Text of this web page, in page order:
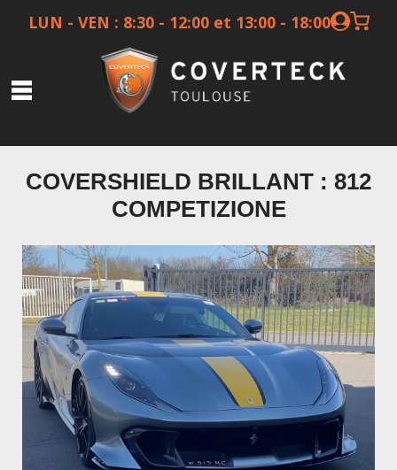
LUN - VEN : 8:30 - 12:00 et 13:00 - 18:00
Ceramique
Preparateurs
Autres services
Boutique
Protection du véhicule
Entretiens PPF - Covering - Céramique
COVERSHIELD BRILLANT : 812
COMPETIZIONE